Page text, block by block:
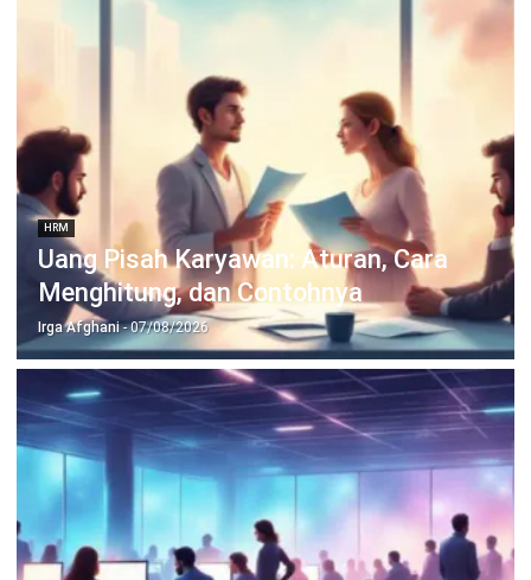
Mengenal Cuti Block Leave dan
Manfaatnya bagi Perusahaan
Irga Afghani - 07/08/2026
HRM
Merit Pay Adalah: Cara Kerja dan
Penerapannya